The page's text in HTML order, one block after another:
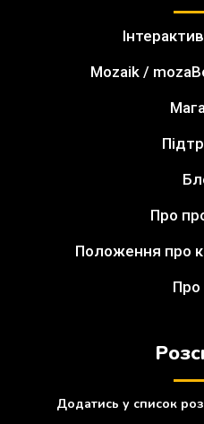
Mozaik /
Про
Положення про
Про
Додатись у список